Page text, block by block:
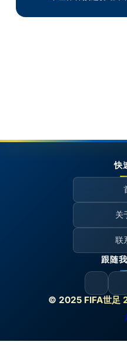
© 2025 FIFA世足
快
关
联
跟随